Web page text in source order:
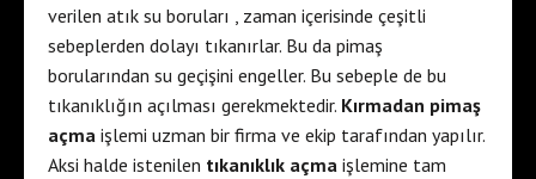
verilen atık su boruları , zaman içerisinde çeşitli
sebeplerden dolayı tıkanırlar. Bu da pimaş
borularından su geçişini engeller. Bu sebeple de bu
tıkanıklığın açılması gerekmektedir. Kırmadan pimaş
açma işlemi uzman bir firma ve ekip tarafından yapılır.
Aksi halde istenilen tıkanıklık açma işlemine tam